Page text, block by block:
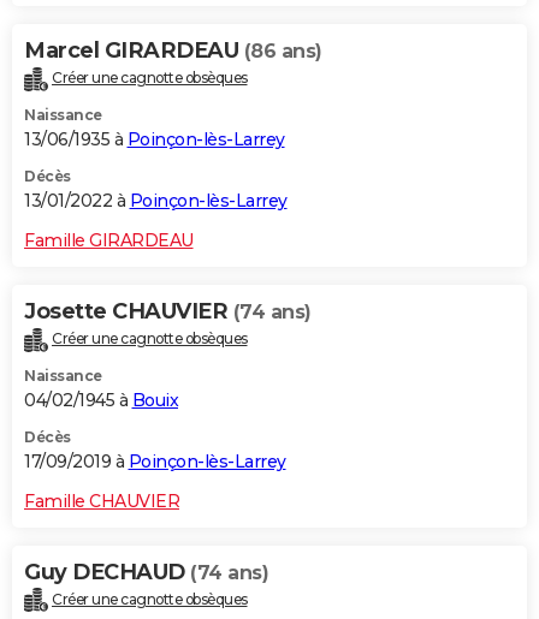
Marcel GIRARDEAU (86 ans)
Créer une cagnotte obsèques
Naissance
13/06/1935 à Poinçon-lès-Larrey
Décès
13/01/2022 à Poinçon-lès-Larrey
Famille GIRARDEAU
Josette CHAUVIER (74 ans)
Créer une cagnotte obsèques
Naissance
04/02/1945 à Bouix
Décès
17/09/2019 à Poinçon-lès-Larrey
Famille CHAUVIER
Guy DECHAUD (74 ans)
Créer une cagnotte obsèques